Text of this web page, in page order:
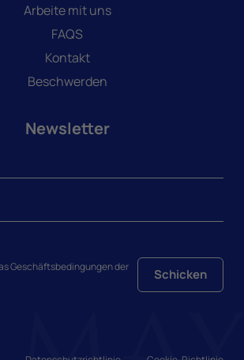
Arbeite mit uns
FAQS
Kontakt
Beschwerden
Newsletter
Geschäftsbedingungender
Schicken